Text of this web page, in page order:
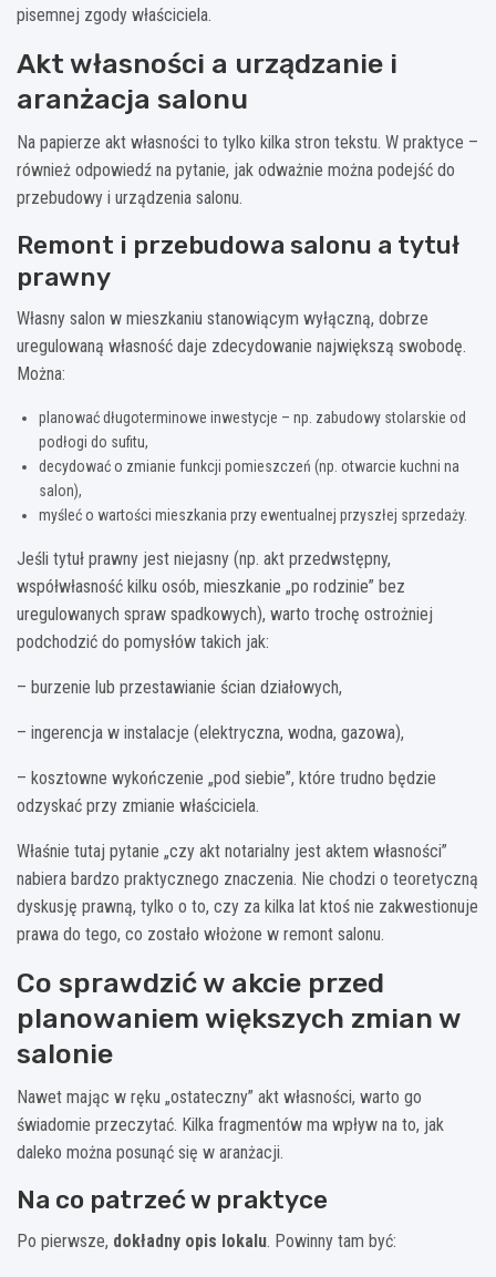
pisemnej zgody właściciela.
Akt własności a urządzanie i
aranżacja salonu
Na papierze akt własności to tylko kilka stron tekstu. W praktyce –
również odpowiedź na pytanie, jak odważnie można podejść do
przebudowy i urządzenia salonu.
Remont i przebudowa salonu a tytuł
prawny
Własny salon w mieszkaniu stanowiącym wyłączną, dobrze
uregulowaną własność daje zdecydowanie największą swobodę.
Można:
planować długoterminowe inwestycje – np. zabudowy stolarskie od
podłogi do sufitu,
decydować o zmianie funkcji pomieszczeń (np. otwarcie kuchni na
salon),
myśleć o wartości mieszkania przy ewentualnej przyszłej sprzedaży.
Jeśli tytuł prawny jest niejasny (np. akt przedwstępny,
współwłasność kilku osób, mieszkanie „po rodzinie” bez
uregulowanych spraw spadkowych), warto trochę ostrożniej
podchodzić do pomysłów takich jak:
– burzenie lub przestawianie ścian działowych,
– ingerencja w instalacje (elektryczna, wodna, gazowa),
– kosztowne wykończenie „pod siebie”, które trudno będzie
odzyskać przy zmianie właściciela.
Właśnie tutaj pytanie „czy akt notarialny jest aktem własności”
nabiera bardzo praktycznego znaczenia. Nie chodzi o teoretyczną
dyskusję prawną, tylko o to, czy za kilka lat ktoś nie zakwestionuje
prawa do tego, co zostało włożone w remont salonu.
Co sprawdzić w akcie przed
planowaniem większych zmian w
salonie
Nawet mając w ręku „ostateczny” akt własności, warto go
świadomie przeczytać. Kilka fragmentów ma wpływ na to, jak
daleko można posunąć się w aranżacji.
Na co patrzeć w praktyce
Po pierwsze, dokładny opis lokalu. Powinny tam być: